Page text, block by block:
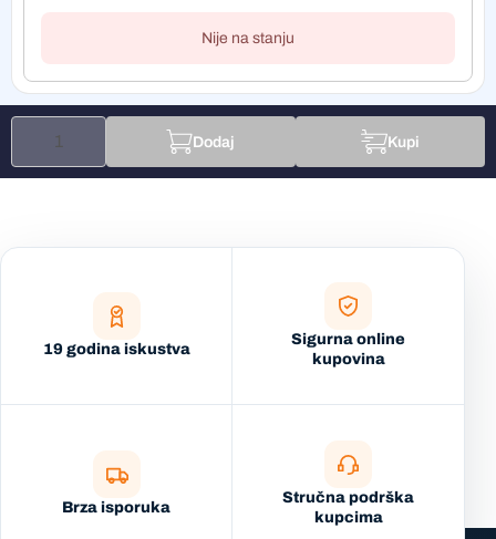
Nije na stanju
Dodaj Kupi
19 godina iskustva
Sigurna online
kupovina
Brza isporuka
Stručna podrška
kupcima